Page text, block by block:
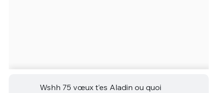
Wshh 75 vœux t’es Aladin ou quoi